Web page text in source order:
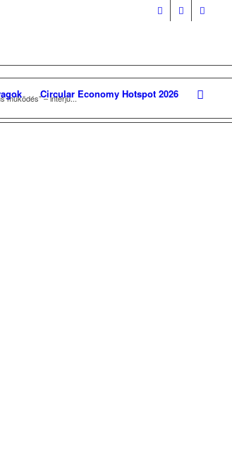
Circular Economy Hotspot 2026
működés” – interjú...